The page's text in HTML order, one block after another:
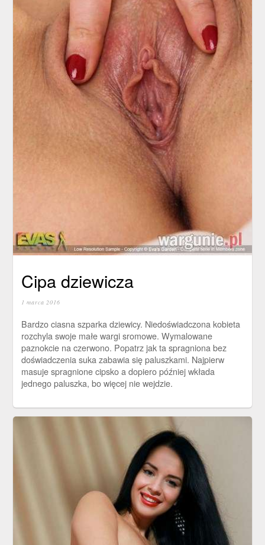
Cipa dziewicza
1 marca 2016
Bardzo ciasna szparka dziewicy. Niedoświadczona kobieta
rozchyla swoje małe wargi sromowe. Wymalowane
paznokcie na czerwono. Popatrz jak ta spragniona bez
doświadczenia suka zabawia się paluszkami. Najpierw
masuje spragnione cipsko a dopiero później wkłada
jednego paluszka, bo więcej nie wejdzie.